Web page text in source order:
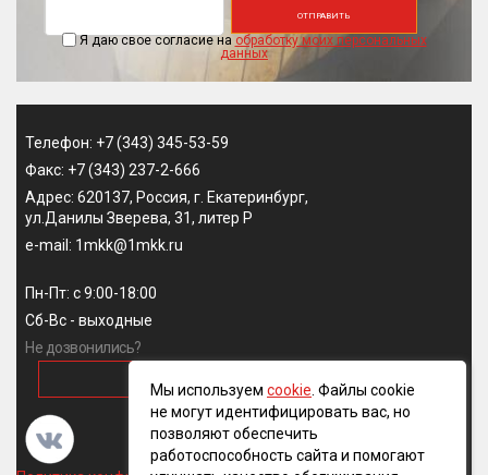
Я даю свое согласие на обработку моих персональных
данных
ОТПРАВИТЬ
Телефон: +7 (343) 345-53-59
Факс: +7 (343) 237-2-666
Адрес: 620137, Россия, г. Екатеринбург,
ул.Данилы Зверева, 31, литер Р
e-mail: 1mkk@1mkk.ru
Пн-Пт: с 9:00-18:00
Сб-Вс - выходные
Не дозвонились?
Мы используем cookie . Файлы cookie
не могут идентифицировать вас, но
позволяют обеспечить
работоспособность сайта и помогают